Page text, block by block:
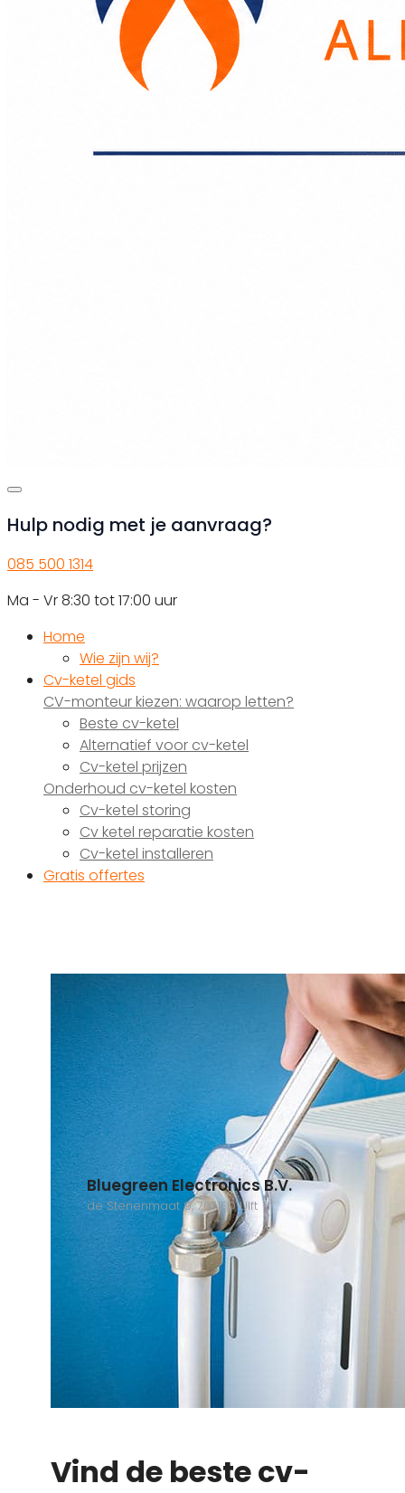
Hulp nodig met je aanvraag?
085 500 1314
Ma - Vr 8:30 tot 17:00 uur
Home
Wie zijn wij?
Cv-ketel gids
CV-monteur kiezen: waarop letten?
Beste cv-ketel
Alternatief voor cv-ketel
Cv-ketel prijzen
Onderhoud cv-ketel kosten
Cv-ketel storing
Cv ketel reparatie kosten
Cv-ketel installeren
Gratis offertes
Bluegreen Electronics B.V.
de Stenenmaat 9, 7071ED Ulft
Vind de beste cv-